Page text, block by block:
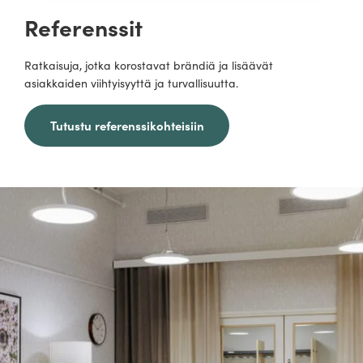
Referenssit
Ratkaisuja, jotka korostavat brändiä ja lisäävät
asiakkaiden viihtyisyyttä ja turvallisuutta.
Tutustu referenssikohteisiin